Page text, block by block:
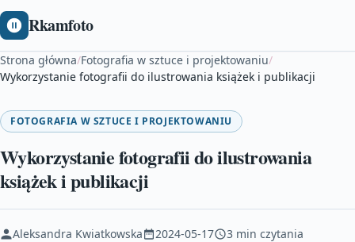
Rkamfoto
Strona główna/Fotografia w sztuce i projektowaniu/
Wykorzystanie fotografii do ilustrowania książek i publikacji
FOTOGRAFIA W SZTUCE I PROJEKTOWANIU
Wykorzystanie fotografii do ilustrowania
książek i publikacji
Aleksandra Kwiatkowska 2024-05-17 3 min czytania